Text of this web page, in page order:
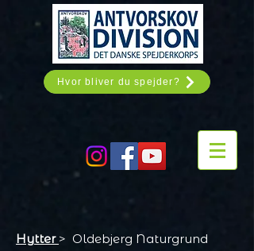
Hvor bliver du spejder?
Hytter > Oldebjerg Naturgrund